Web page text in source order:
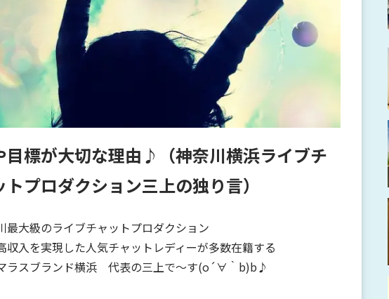
目標が大切な理由♪（神奈川横浜ライブチ
トプロダクション三上の独り言）
最大級のライブチャットプロダクション
収入を実現した人気チャットレディーが多数在籍する
ラスブランド横浜 代表の三上で～す(o´∀｀b)b♪